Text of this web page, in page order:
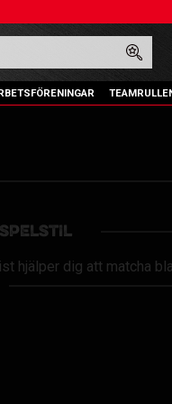
hjälper dig att matcha